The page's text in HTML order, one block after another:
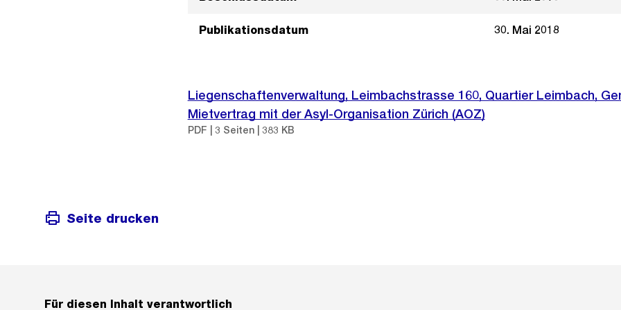
Publikationsdatum 30. Mai 2018
Liegenschaftenverwaltung, Leimbachstrasse 160, Quartier Leimbach,
Mietvertrag mit der Asyl-Organisation Zürich (AOZ)
PDF | 3 Seiten | 383 KB
Seite drucken
Für diesen Inhalt verantwortlich